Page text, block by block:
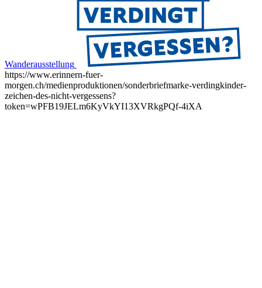
Wanderausstellung
https://www.erinnern-fuer-
morgen.ch/medienproduktionen/sonderbriefmarke-verdingkinder-
zeichen-des-nicht-vergessens?
token=wPFB19JELm6KyVkYI13XVRkgPQf-4iXA